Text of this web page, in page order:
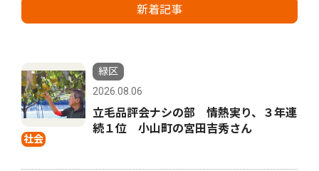
新着記事
社会
緑区
2026.08.06
立毛品評会ナシの部 情熱実り、３年連
続１位 小山町の宮田吉秀さん